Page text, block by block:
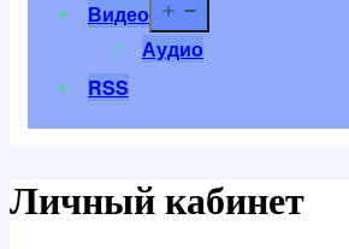
Видео
Аудио
RSS
Личный кабинет